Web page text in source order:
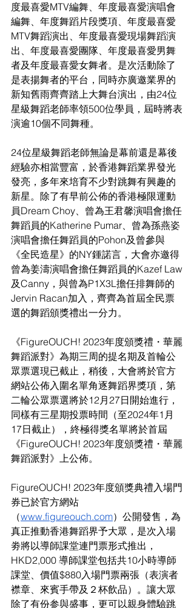
度最喜愛MTV編舞、年度最喜愛演唱會
編舞、年度舞蹈片段獎項、年度最喜愛
MTV舞蹈演出、年度最喜愛現場舞蹈演
出、年度最喜愛團隊、年度最喜愛男舞
者及年度最喜愛女舞者。是次活動除了
是表揚舞者的平台，同時亦廣邀業界的
新知舊雨齊齊踏上大舞台演出，由24位
星級舞蹈老師率領500位學員，屆時將表
演逾10個不同舞種。
24位星級舞蹈老師無論是幕前還是幕後
經驗亦相當豐富，於香港舞蹈業界發光
發亮，多年來培育不少對跳舞有興趣的
新星。除了有早前公佈的香港極限運動
員Dream Choy、曾為王君馨演唱會擔任
舞蹈員的Katherine Pumar、曾為孫燕姿
演唱會擔任舞蹈員的Pohon及曾參與
《全民造星》的NY鍾諾言，大會亦邀得
曾為姜濤演唱會擔任舞蹈員的Kazef Law
及Canny，與曾為P1X3L擔任排舞師的
Jervin Racan加入，齊齊為首屆全民票
選的舞蹈頒獎禮出一分力。
《FigureOUCH! 2023年度頒獎禮・華麗
舞蹈派對》為期三周的提名期及首輪公
眾票選現已截止，稍後，大會將於官方
網站公佈入圍名單角逐舞蹈界獎項，第
二輪公眾票選將於12月27日開始進行，
同樣有三星期投票時間（至2024年1月
17日截止），終極得獎名單將於首屆
《FigureOUCH! 2023年度頒獎禮・華麗
舞蹈派對》上公佈。
FigureOUCH! 2023年度頒獎典禮入場門
券已於官方網站
（www.figureouch.com） 公開發售，為
真正推動香港舞蹈界予大眾，是次入場
劵將以導師課堂連門票形式推出，
HKD2,000 導師課堂包括共10小時導師
課堂、價值$880入場門票兩張（表演者
襟章、來賓手帶及２杯飲品）。讓大眾
除了有份参與盛事，更可以親身體驗跳